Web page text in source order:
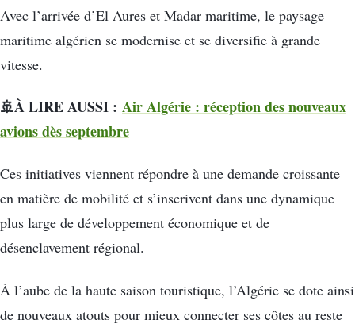
Avec l’arrivée d’El Aures et Madar maritime, le paysage
maritime algérien se modernise et se diversifie à grande
vitesse.
🚢À LIRE AUSSI : Air Algérie : réception des nouveaux
avions dès septembre
Ces initiatives viennent répondre à une demande croissante
en matière de mobilité et s’inscrivent dans une dynamique
plus large de développement économique et de
désenclavement régional.
À l’aube de la haute saison touristique, l’Algérie se dote ainsi
de nouveaux atouts pour mieux connecter ses côtes au reste